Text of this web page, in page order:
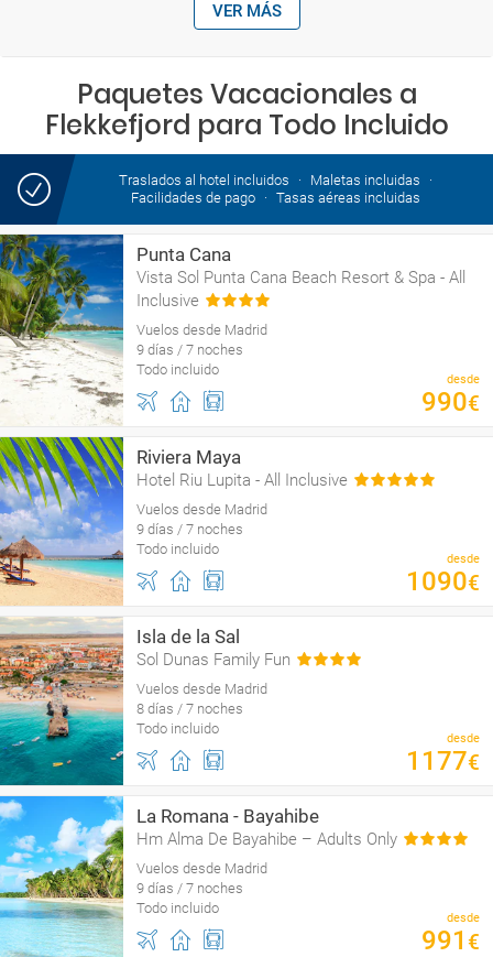
VER MÁS
Paquetes Vacacionales a
Flekkefjord para Todo Incluido
Traslados al hotel incluidos
Maletas incluidas
Facilidades de pago
Tasas aéreas incluidas
Punta Cana
Vista Sol Punta Cana Beach Resort & Spa - All
Inclusive
Vuelos desde Madrid
9 días / 7 noches
Todo incluido
desde
990€
Riviera Maya
Hotel Riu Lupita - All Inclusive
Vuelos desde Madrid
9 días / 7 noches
Todo incluido
desde
1090€
Isla de la Sal
Sol Dunas Family Fun
Vuelos desde Madrid
8 días / 7 noches
Todo incluido
desde
1177€
La Romana - Bayahibe
Hm Alma De Bayahibe – Adults Only
Vuelos desde Madrid
9 días / 7 noches
Todo incluido
desde
991 €